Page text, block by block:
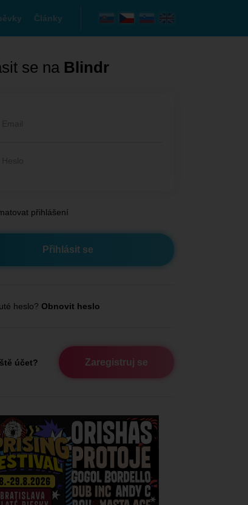
Články
se na Blindr
přihlášení
heslo? Obnovit heslo
účet? Zaregistruj se